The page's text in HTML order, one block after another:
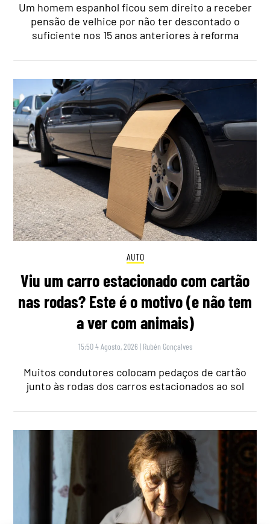
Um homem espanhol ficou sem direito a receber
pensão de velhice por não ter descontado o
suficiente nos 15 anos anteriores à reforma
AUTO
Viu um carro estacionado com cartão
nas rodas? Este é o motivo (e não tem
a ver com animais)
15:50 4 Agosto, 2026 | Rubén Gonçalves
Muitos condutores colocam pedaços de cartão
junto às rodas dos carros estacionados ao sol